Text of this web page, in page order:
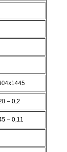
– 0,2
– 0,11